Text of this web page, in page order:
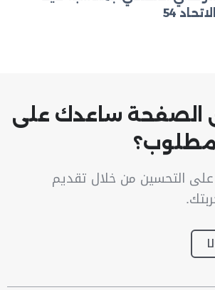
الاتحاد 54
الصفحة ساعدك على
التحسين من خلال تقديم
لا